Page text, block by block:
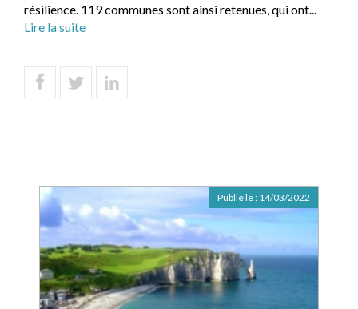
résilience. 119 communes sont ainsi retenues, qui ont...
Lire la suite
Publié le : 14/03/2022